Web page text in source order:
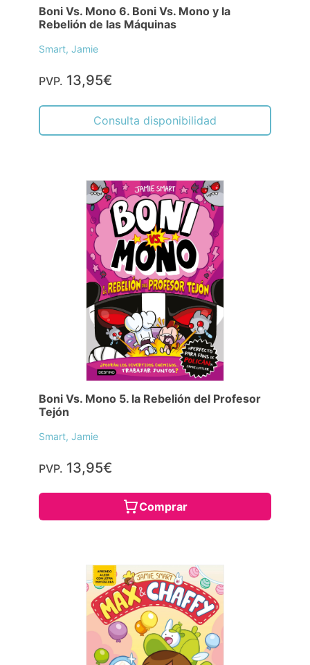
Boni Vs. Mono 6. Boni Vs. Mono y la
Rebelión de las Máquinas
Smart, Jamie
PVP. 13,95€
Consulta disponibilidad
Boni Vs. Mono 5. la Rebelión del Profesor
Tejón
Smart, Jamie
PVP. 13,95€
Comprar